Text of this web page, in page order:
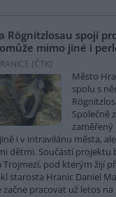
Rögnitzlosau spojí
mimo jiné i
(ČTK)
Město
spolu s
Společně
zaměřený
i v intravilánu města,
dětmi. Součástí projektu
pod kterým žijí
starosta Hranic Daniel
pracovat už letos na